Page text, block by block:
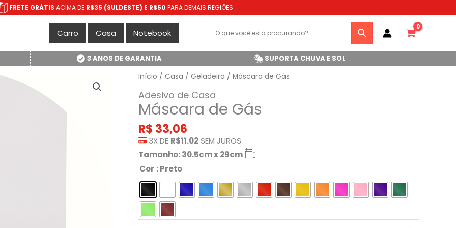
FRETE GRÁTIS ACIMA DE R$35 (SULDESTE) E R$50 PARA DEMAIS REGIÕES
Carro Casa Notebook
3 ANOS DE GARANTIA
SUPORTA CHUVA E SOL
Início / Casa / Geladeira / Máscara de Gás
Adesivo de Casa
Máscara de Gás
R$ 33,06
3X DE R$11.02SEM JUROS
Tamanho: 30.5cm x 29cm
Cor : Preto